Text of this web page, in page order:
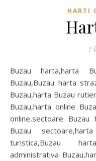
HARTI
7
Buzau harta,harta Buzau,harta rutiera Buzau,strazi
Buzau,Buzau harta
Buzau,harta Buzau
Buzau,harta online
online,sectoare Buzau
Buzau
turistica,Buzau
administrativa